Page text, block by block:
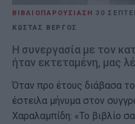
ΒΙΒΛΙΟΠΑΡΟΥΣΙΑΣΗ 30
ΚΩΣΤΑΣ ΒΕΡΓΟΣ
Η συνεργασία με τον
ήταν εκτεταμένη, μας
Όταν προ έτους διάβασα
έστειλα μήνυμα στον
Χαραλαμπίδη: «Το βιβλίο